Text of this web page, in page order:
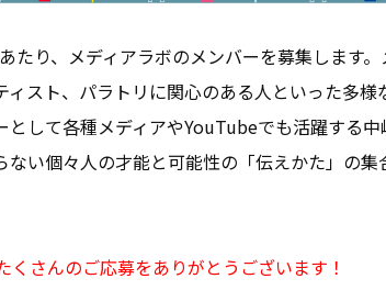
たり、メディアラボのメンバーを募集します
スト、パラトリに関心のある人といった多様
して各種メディアやYouTubeでも活躍する中
い個々人の才能と可能性の「伝えかた」の集
さんのご応募をありがとうございます！